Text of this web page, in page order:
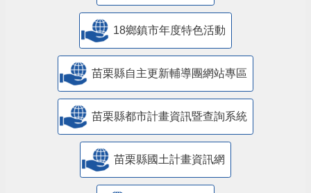
18鄉鎮市年度特色活動
苗栗縣自主更新輔導團網站專區
苗栗縣都市計畫資訊暨查詢系統
苗栗縣國土計畫資訊網